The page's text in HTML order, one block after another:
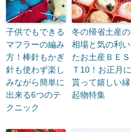
子供でもできる
マフラーの編み
方！棒針もかぎ
針も使わず楽し
みながら簡単に
出来る6つのテ
クニック
冬の帰省土産の
相場と気の利い
たお土産ＢＥＳ
Ｔ10！お正月に
貰って嬉しい縁
起物特集